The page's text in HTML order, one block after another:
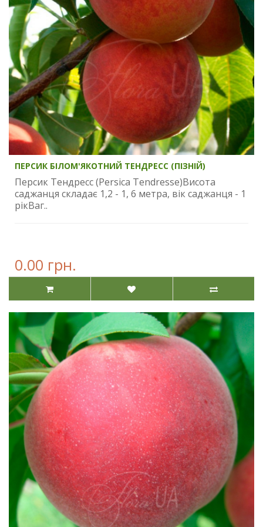
ПЕРСИК БІЛОМ'ЯКОТНИЙ ТЕНДРЕСС (ПІЗНІЙ)
Персик Тендресс (Persica Tendresse)Висота
саджанця складає 1,2 - 1, 6 метра, вік саджанця - 1
рікВаг..
0.00 грн.